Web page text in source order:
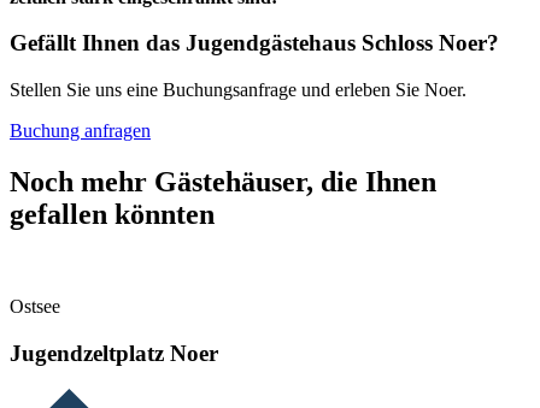
Gefällt Ihnen das Jugendgästehaus Schloss Noer?
Stellen Sie uns eine Buchungsanfrage und erleben Sie Noer.
Buchung anfragen
Noch mehr Gästehäuser, die Ihnen
gefallen könnten
Ostsee
Jugendzeltplatz Noer